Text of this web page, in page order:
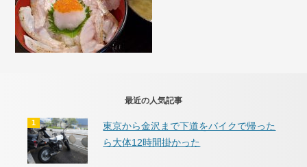
最近の人気記事
東京から金沢まで下道をバイクで帰った
ら大体12時間掛かった